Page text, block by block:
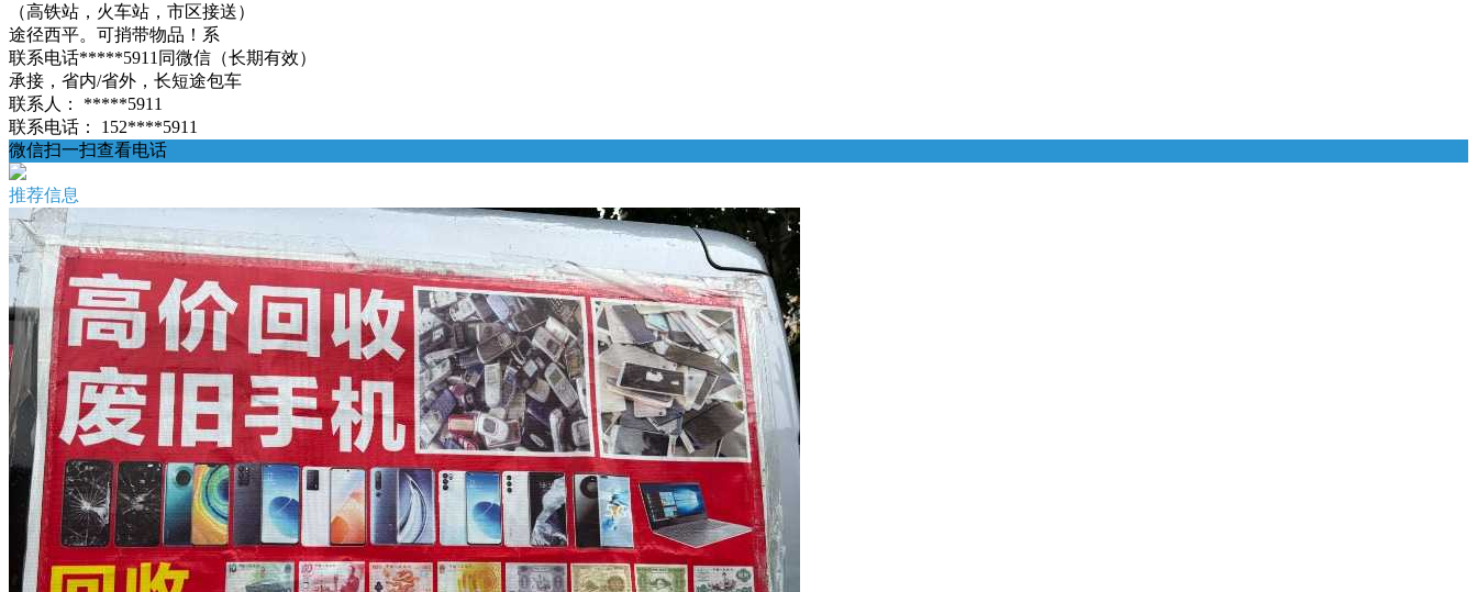
（高铁站，火车站，市区接送）
途径西平。可捎带物品！系
联系电话*****5911同微信（长期有效）
承接，省内/省外，长短途包车
联系人：
*****5911
联系电话：
152****5911
微信扫一扫查看电话
推荐信息